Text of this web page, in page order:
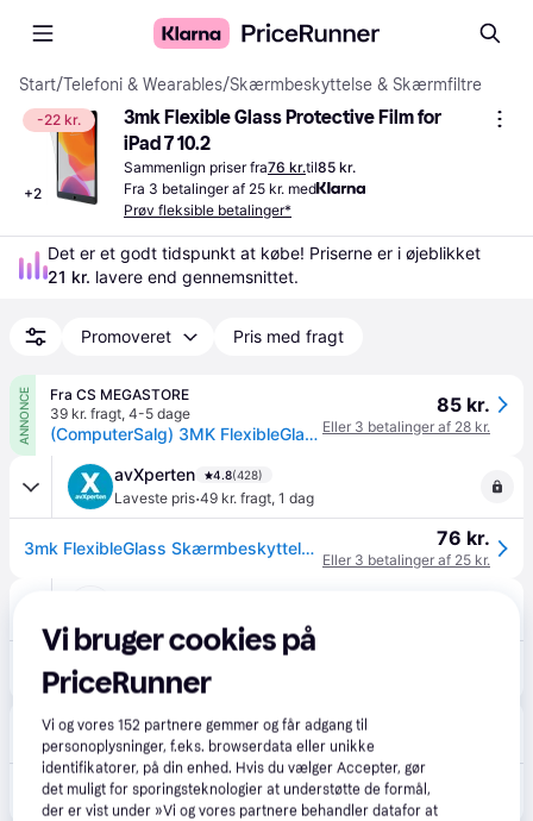
Start/Telefoni & Wearables/Skærmbeskyttelse & Skærmfiltre
-22 kr.
+2
3mk Flexible Glass Protective Film for
iPad 7 10.2
Sammenlign priser fra76 kr.til85 kr.
Fra 3 betalinger af 25 kr. med
Prøv fleksible betalinger*
21 kr. lavere end gennemsnittet.
Promoveret Pris med fragt
ANNONCE
Fra CS MEGASTORE
39 kr. fragt, 4-5 dage
(ComputerSalg) 3MK FlexibleGlass, 1 stk
85 kr.
Eller 3 betalinger af 28 kr.
avXperten 4.8(428)
Laveste pris·49 kr. fragt, 1 dag
3mk FlexibleGlass Skærmbeskyttelse til Apple iPad 7 - 10,2" (7H) 76 kr.
Eller 3 betalinger af 25 kr.
Proshop.dk 4.8(1280)
Bestillingsvare
3mk FlexibleGlass 11'' - Apple iPad 7 10.2"
Eller 3 betalinger af 28 kr.
Vi bruger cookies på
PriceRunner
Vi og vores152 partnere gemmer og får adgang til
personoplysninger, f.eks. browserdata eller unikke
identifikatorer, på din enhed. Hvis du vælger Accepter, gør
det muligt for sporingsteknologier at understøtte de formål,
der er vist under »Vi og vores partnere behandler datafor at